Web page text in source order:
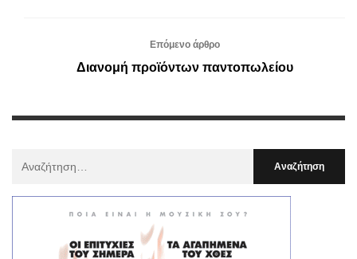
Επόμενο άρθρο
Διανομή προϊόντων παντοπωλείου
: